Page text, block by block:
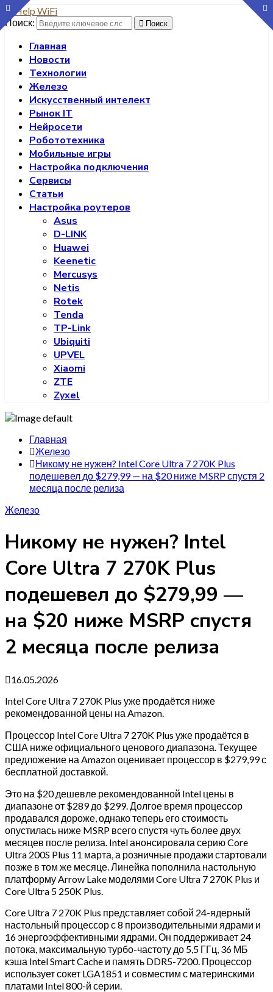
Поиск: Поиск
Главная
Новости
Технологии
Железо
Искусственный интелект
Рынок IT
Нейросети
Робототехника
Мобильные игры
Настройка подключения
Сервисы
Статьи
Настройка роутеров
Asus
D-LINK
Huawei
Keenetic
Mercusys
Netis
Rotek
Tenda
TP-Link
Ubiquiti
UPVEL
Xiaomi
ZTE
Zyxel
Главная
Железо
Никому не нужен? Intel Core Ultra 7 270K Plus
подешевел до $279,99 — на $20 ниже MSRP спустя 2
месяца после релиза
Железо
Никому не нужен? Intel
Core Ultra 7 270K Plus
подешевел до $279,99 —
на $20 ниже MSRP спустя
2 месяца после релиза
16.05.2026
Intel Core Ultra 7 270K Plus уже продаётся ниже
рекомендованной цены на Amazon.
Процессор Intel Core Ultra 7 270K Plus уже продаётся в
США ниже официального ценового диапазона. Текущее
предложение на Amazon оценивает процессор в $279,99 с
бесплатной доставкой.
Это на $20 дешевле рекомендованной Intel цены в
диапазоне от $289 до $299. Долгое время процессор
продавался дороже, однако теперь его стоимость
опустилась ниже MSRP всего спустя чуть более двух
месяцев после релиза. Intel анонсировала серию Core
Ultra 200S Plus 11 марта, а розничные продажи стартовали
позже в том же месяце. Линейка пополнила настольную
платформу Arrow Lake моделями Core Ultra 7 270K Plus и
Core Ultra 5 250K Plus.
Core Ultra 7 270K Plus представляет собой 24-ядерный
настольный процессор с 8 производительными ядрами и
16 энергоэффективными ядрами. Он поддерживает 24
потока, максимальную турбо-частоту до 5,5 ГГц, 36 МБ
кэша Intel Smart Cache и память DDR5-7200. Процессор
использует сокет LGA1851 и совместим с материнскими
платами Intel 800-й серии.